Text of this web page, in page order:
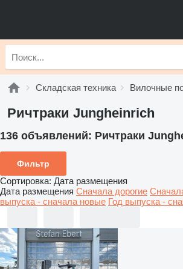
Складская техника Вилочные
Ричтраки Jungheinrich
136 объявлений: Ричтраки
Фильтр
Сортировка: Дата размещения
Дата размещения Сначала дорогие
выпуска - сначала новые Год выпуска -